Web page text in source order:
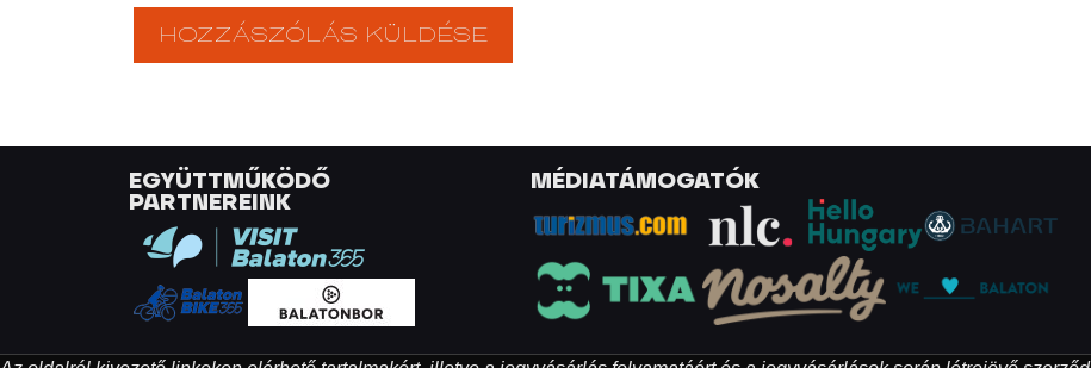
EGYÜTTMŰKÖDŐ
PARTNEREINK
MÉDIATÁMOGATÓK